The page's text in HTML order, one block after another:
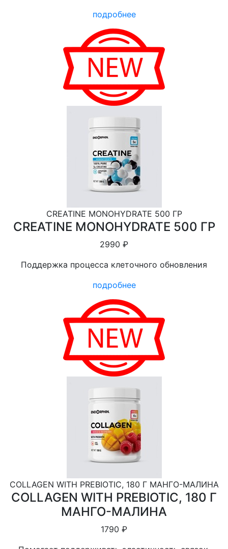
подробнее
CREATINE MONOHYDRATE 500 ГР
CREATINE MONOHYDRATE 500 ГР
2990 ₽
Поддержка процесса клеточного обновления
подробнее
COLLAGEN WITH PREBIOTIC, 180 Г МАНГО-МАЛИНА
COLLAGEN WITH PREBIOTIC, 180 Г
МАНГО-МАЛИНА
1790 ₽